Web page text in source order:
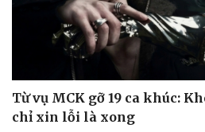
Từ vụ MCK gỡ 19 ca khúc:
chỉ xin lỗi là xong